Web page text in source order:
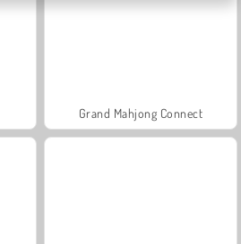
Grand Mahjong Connect